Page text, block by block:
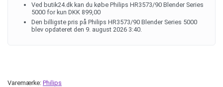
Ved butik24.dk kan du købe Philips HR3573/90 Blender Series
5000 for kun DKK 899,00
Den billigste pris på Philips HR3573/90 Blender Series 5000
blev opdateret den 9. august 2026 3:40.
Varemærke: Philips